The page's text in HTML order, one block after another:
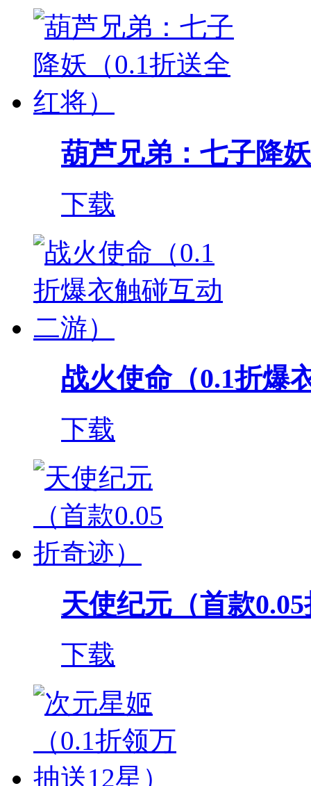
葫芦兄弟：七子降
下载
战火使命（0.1折爆
下载
天使纪元（首款
下载